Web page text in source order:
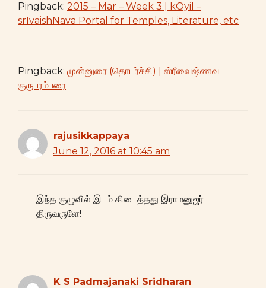
Pingback: 2015 – Mar – Week 3 | kOyil –
srIvaishNava Portal for Temples, Literature, etc
Pingback: முன்னுரை (தொடர்ச்சி) | ஸ்ரீவைஷ்ணவ
குருபரம்பரை
rajusikkappaya
June 12, 2016 at 10:45 am
இந்த குழுவில் இடம் கிடைத்தது இராமனுஜர்
திருவருளே!
K S Padmajanaki Sridharan